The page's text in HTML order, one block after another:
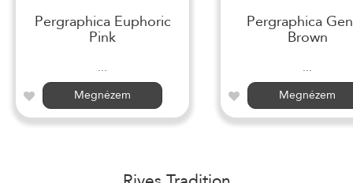
Pergraphica Euphoric
Pink
...
Megnézem
Pergraphica
Brown
...
Megnézem